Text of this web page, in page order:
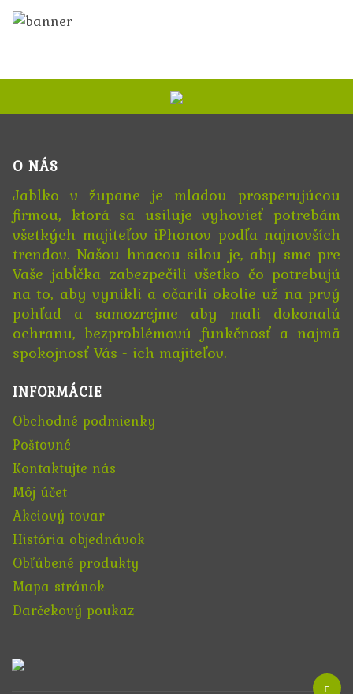
O NÁS
Jablko v župane je mladou prosperujúcou
firmou, ktorá sa usiluje vyhovieť potrebám
všetkých majiteľov iPhonov podľa najnovších
trendov. Našou hnacou silou je, aby sme pre
Vaše jabĺčka zabezpečili všetko čo potrebujú
na to, aby vynikli a očarili okolie už na prvý
pohľad a samozrejme aby mali dokonalú
ochranu, bezproblémovú funkčnosť a najmä
spokojnosť Vás - ich majiteľov.
INFORMÁCIE
Obchodné podmienky
Poštovné
Kontaktujte nás
Môj účet
Akciový tovar
História objednávok
Obľúbené produkty
Mapa stránok
Darčekový poukaz